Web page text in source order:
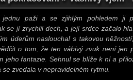
jednu paži a se zjihlým pohledem ji
se jí zrychlil dech, a její srdce začalo
úderům naslouchal s takovou
o tom, že ten vábivý zvuk není jen
jeho fantazie. Sehnul se blíže k ní a
zvedala v nepravidelném rytmu.